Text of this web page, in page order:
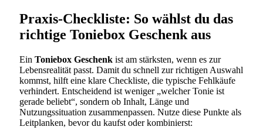
Praxis-Checkliste: So wählst du das
richtige Toniebox Geschenk aus
Ein Toniebox Geschenk ist am stärksten, wenn es zur
Lebensrealität passt. Damit du schnell zur richtigen Auswahl
kommst, hilft eine klare Checkliste, die typische Fehlkäufe
verhindert. Entscheidend ist weniger „welcher Tonie ist
gerade beliebt“, sondern ob Inhalt, Länge und
Nutzungssituation zusammenpassen. Nutze diese Punkte als
Leitplanken, bevor du kaufst oder kombinierst: